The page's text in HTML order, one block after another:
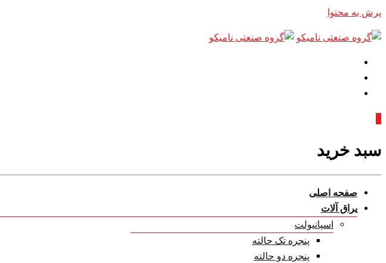
پرش به محتوا
سبد خرید
صفحه اصلی
یراق آلات
اسپانیولت
پنجره تک حالته
پنجره دو حالته